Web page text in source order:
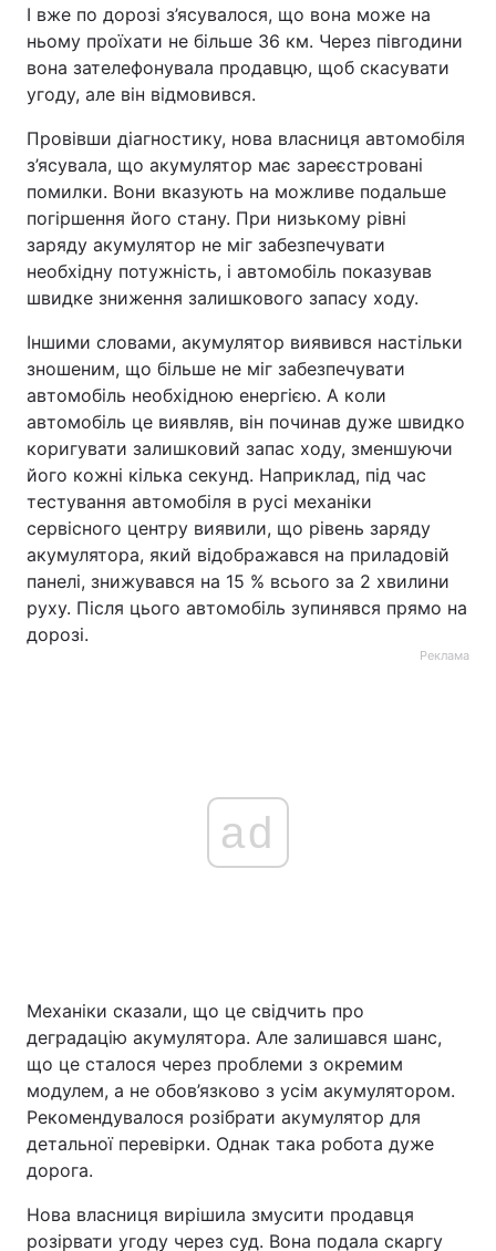
І вже по дорозі з’ясувалося, що вона може на
ньому проїхати не більше 36 км. Через півгодини
вона зателефонувала продавцю, щоб скасувати
угоду, але він відмовився.
Провівши діагностику, нова власниця автомобіля
з’ясувала, що акумулятор має зареєстровані
помилки. Вони вказують на можливе подальше
погіршення його стану. При низькому рівні
заряду акумулятор не міг забезпечувати
необхідну потужність, і автомобіль показував
швидке зниження залишкового запасу ходу.
Іншими словами, акумулятор виявився настільки
зношеним, що більше не міг забезпечувати
автомобіль необхідною енергією. А коли
автомобіль це виявляв, він починав дуже швидко
коригувати залишковий запас ходу, зменшуючи
його кожні кілька секунд. Наприклад, під час
тестування автомобіля в русі механіки
сервісного центру виявили, що рівень заряду
акумулятора, який відображався на приладовій
панелі, знижувався на 15 % всього за 2 хвилини
руху. Після цього автомобіль зупинявся прямо на
дорозі.
Реклама
ad
Механіки сказали, що це свідчить про
деградацію акумулятора. Але залишався шанс,
що це сталося через проблеми з окремим
модулем, а не обов’язково з усім акумулятором.
Рекомендувалося розібрати акумулятор для
детальної перевірки. Однак така робота дуже
дорога.
Нова власниця вирішила змусити продавця
розірвати угоду через суд. Вона подала скаргу